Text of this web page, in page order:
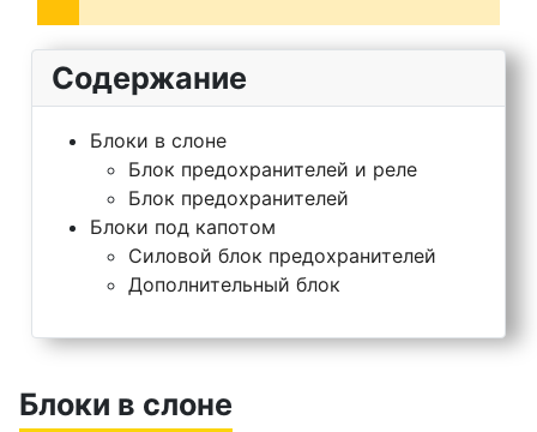
Содержание
Блоки в слоне
Блок предохранителей и реле
Блок предохранителей
Блоки под капотом
Силовой блок предохранителей
Дополнительный блок
Блоки в слоне